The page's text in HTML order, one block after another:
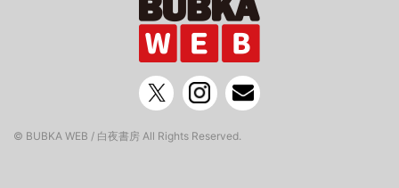
© BUBKA WEB / 白夜書房 All Rights Reserved.